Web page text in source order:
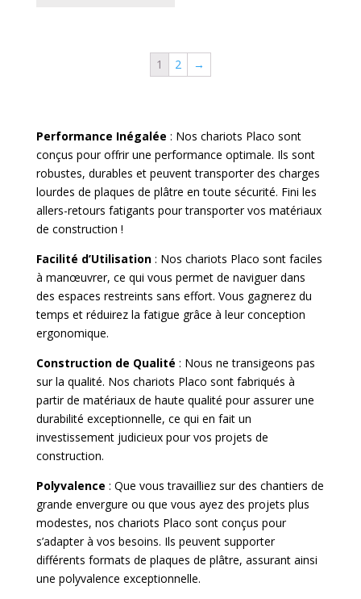
1 2 →
Performance Inégalée : Nos chariots Placo sont
conçus pour offrir une performance optimale. Ils sont
robustes, durables et peuvent transporter des charges
lourdes de plaques de plâtre en toute sécurité. Fini les
allers-retours fatigants pour transporter vos matériaux
de construction !
Facilité d’Utilisation: Nos chariots Placo sont faciles
à manœuvrer, ce qui vous permet de naviguer dans
des espaces restreints sans effort. Vous gagnerez du
temps et réduirez la fatigue grâce à leur conception
ergonomique.
Construction de Qualité : Nous ne transigeons pas
sur la qualité. Nos chariots Placo sont fabriqués à
partir de matériaux de haute qualité pour assurer une
durabilité exceptionnelle, ce qui en fait un
investissement judicieux pour vos projets de
construction.
Polyvalence : Que vous travailliez sur des chantiers de
grande envergure ou que vous ayez des projets plus
modestes, nos chariots Placo sont conçus pour
s’adapter à vos besoins. Ils peuvent supporter
différents formats de plaques de plâtre, assurant ainsi
une polyvalence exceptionnelle.